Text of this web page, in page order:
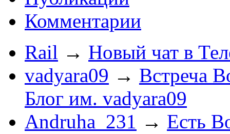
Комментарии
Rail → Новый чат в
vadyara09 → Встреча
Блог им. vadyara09
Andruha_231 → Есть